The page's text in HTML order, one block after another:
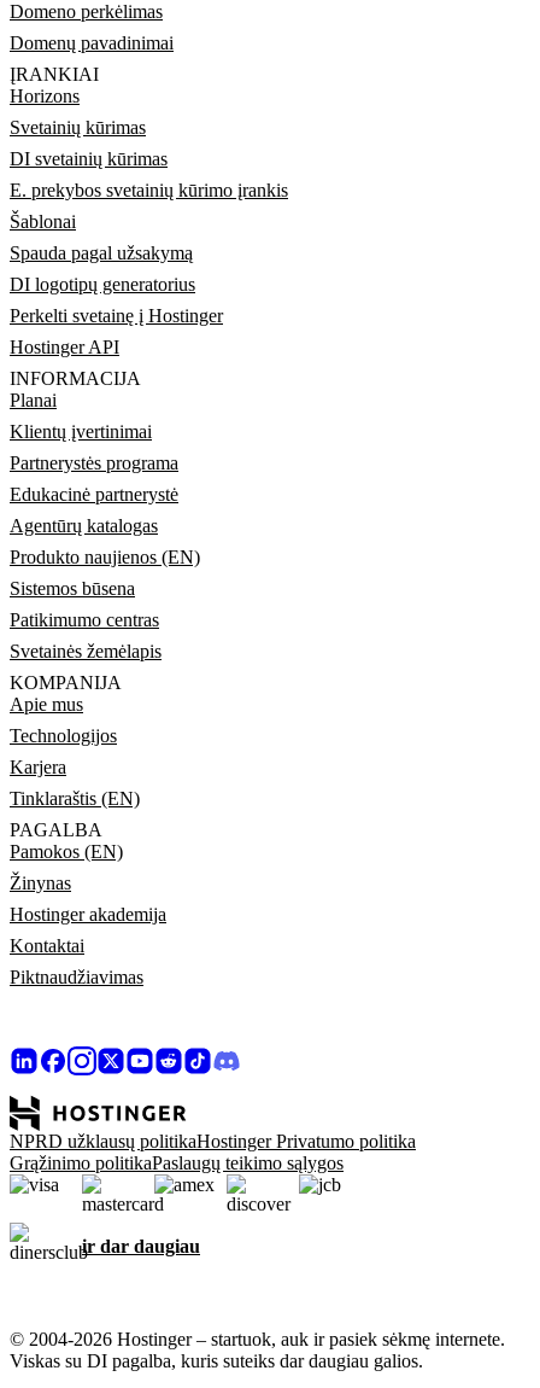
Domeno perkėlimas
Domenų pavadinimai
ĮRANKIAI
Horizons
Svetainių kūrimas
DI svetainių kūrimas
E. prekybos svetainių kūrimo įrankis
Šablonai
Spauda pagal užsakymą
DI logotipų generatorius
Perkelti svetainę į Hostinger
Hostinger API
INFORMACIJA
Planai
Klientų įvertinimai
Partnerystės programa
Edukacinė partnerystė
Agentūrų katalogas
Produkto naujienos (EN)
Sistemos būsena
Patikimumo centras
Svetainės žemėlapis
KOMPANIJA
Apie mus
Technologijos
Karjera
Tinklaraštis (EN)
PAGALBA
Pamokos (EN)
Žinynas
Hostinger akademija
Kontaktai
Piktnaudžiavimas
NPRD užklausų politikaHostinger Privatumo politika
Grąžinimo politikaPaslaugų teikimo sąlygos
ir dar daugiau
© 2004-2026 Hostinger – startuok, auk ir pasiek sėkmę internete.
Viskas su DI pagalba, kuris suteiks dar daugiau galios.